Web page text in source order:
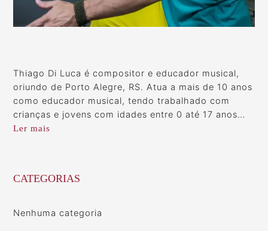
Thiago Di Luca é compositor e educador musical,
oriundo de Porto Alegre, RS. Atua a mais de 10 anos
como educador musical, tendo trabalhado com
crianças e jovens com idades entre 0 até 17 anos…
Ler mais
CATEGORIAS
Nenhuma categoria